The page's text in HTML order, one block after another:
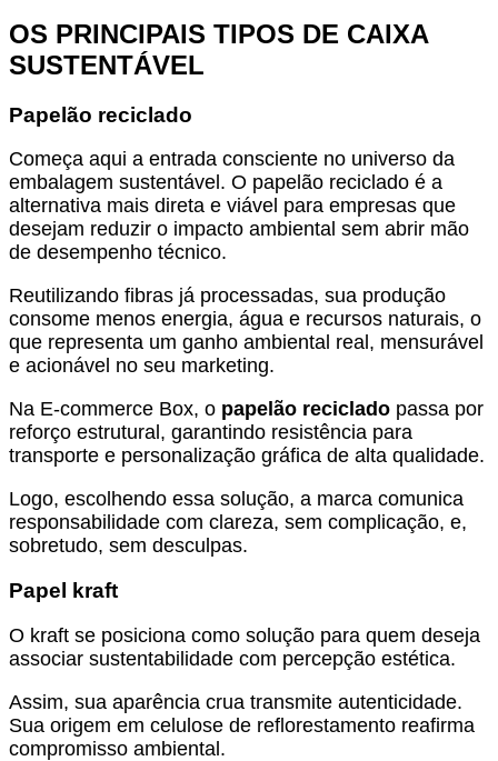
OS PRINCIPAIS TIPOS DE CAIXA
SUSTENTÁVEL
Papelão reciclado
Começa aqui a entrada consciente no universo da
embalagem sustentável. O papelão reciclado é a
alternativa mais direta e viável para empresas que
desejam reduzir o impacto ambiental sem abrir mão
de desempenho técnico.
Reutilizando fibras já processadas, sua produção
consome menos energia, água e recursos naturais, o
que representa um ganho ambiental real, mensurável
e acionável no seu marketing.
Na E-commerce Box, o papelão reciclado passa por
reforço estrutural, garantindo resistência para
transporte e personalização gráfica de alta qualidade.
Logo, escolhendo essa solução, a marca comunica
responsabilidade com clareza, sem complicação, e,
sobretudo, sem desculpas.
Papel kraft
O kraft se posiciona como solução para quem deseja
associar sustentabilidade com percepção estética.
Assim, sua aparência crua transmite autenticidade.
Sua origem em celulose de reflorestamento reafirma
compromisso ambiental.